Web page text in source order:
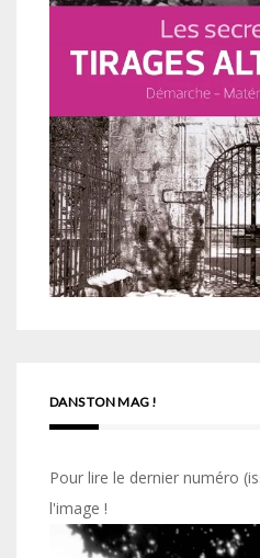
DANS TON MAG !
Pour lire le dernier numéro
l'image !